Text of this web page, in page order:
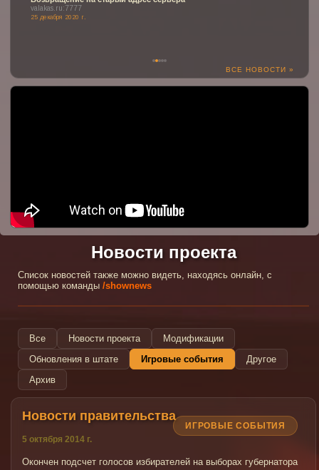
видео о проекте!
valakas.ru:7777
25 декабря 2020 г.
ВСЕ НОВОСТИ »
Новости проекта
Список новостей также можно видеть, находясь онлайн, с
помощью команды /shownews
Все Новости проекта
Модификации
Обновления в штате
Игровые события
Другое
Архив
ИГРОВЫЕ СОБЫТИЯ
Новости правительства
5 октября 2014 г.
Окончен подсчет голосов избирателей на выборах губернатора